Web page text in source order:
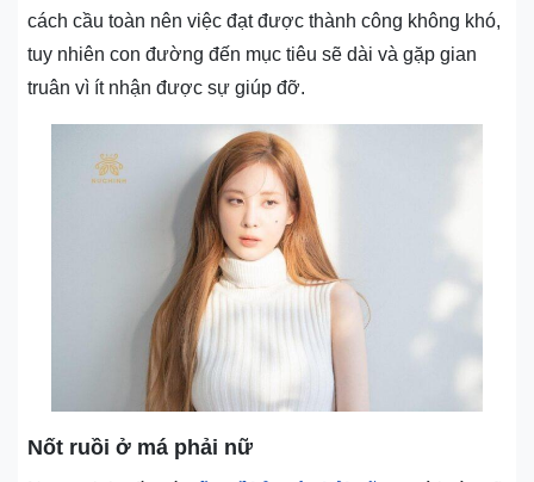
cách cầu toàn nên việc đạt được thành công không khó,
tuy nhiên con đường đến mục tiêu sẽ dài và gặp gian
truân vì ít nhận được sự giúp đỡ.
Nốt ruồi ở má phải nữ